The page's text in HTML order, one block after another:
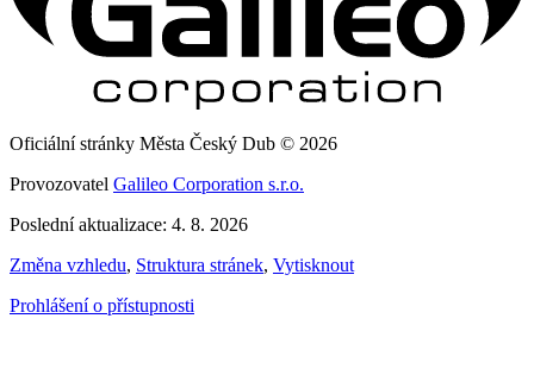
Oficiální stránky Města Český Dub © 2026
Provozovatel Galileo Corporation s.r.o.
Poslední aktualizace: 4. 8. 2026
Změna vzhledu, Struktura stránek, Vytisknout
Prohlášení o přístupnosti